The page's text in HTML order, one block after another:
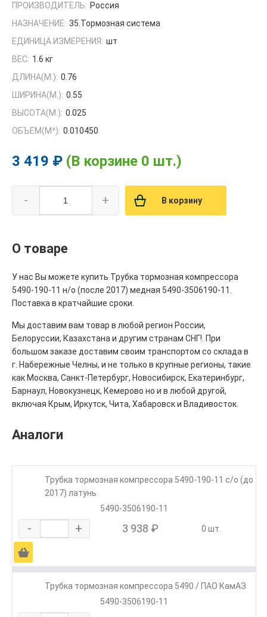
ПРОИЗВОДИТЕЛЬ: Россия
НАЗНАЧЕНИЕ: 35.Тормозная система
ЕДИНИЦА ИЗМЕРЕНИЯ: шт
ВЕС: 1.6 кг
ДЛИНА(М.): 0.76
ШИРИНА(М.): 0.55
ВЫСОТА(М.): 0.025
ОБЪЕМ(M³): 0.010450
3 419 ₽ (В корзине 0 шт.)
- + В корзину
О товаре
У нас Вы можете купить Трубка тормозная компрессора
5490-190-11 н/о (после 2017) медная 5490-3506190-11.
Поставка в кратчайшие сроки.
Мы доставим вам товар в любой регион России,
Белоруссии, Казахстана и другим странам СНГ!. При
большом заказе доставим своим транспортом со склада в
г. Набережные Челны, и не только в крупные регионы, такие
как Москва, Санкт-Петербург, Новосибирск, Екатеринбург,
Барнаул, Новокузнецк, Кемерово но и в любой другой,
включая Крым, Иркутск, Чита, Хабаровск и Владивосток.
Аналоги
Трубка тормозная компрессора 5490-190-11 с/о (до
2017) латунь
5490-3506190-11
- + 3 938 ₽ 0 шт.
Ä
Трубка тормозная компрессора 5490 / ПАО КамАЗ
5490-3506190-11